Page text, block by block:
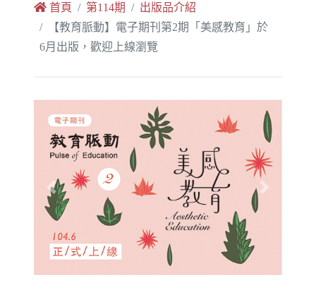
首頁 第114期
出版品介紹
【教育脈動】電子期刊第2期「美感教育」於
6月出版，歡迎上線瀏覽
Previous Next